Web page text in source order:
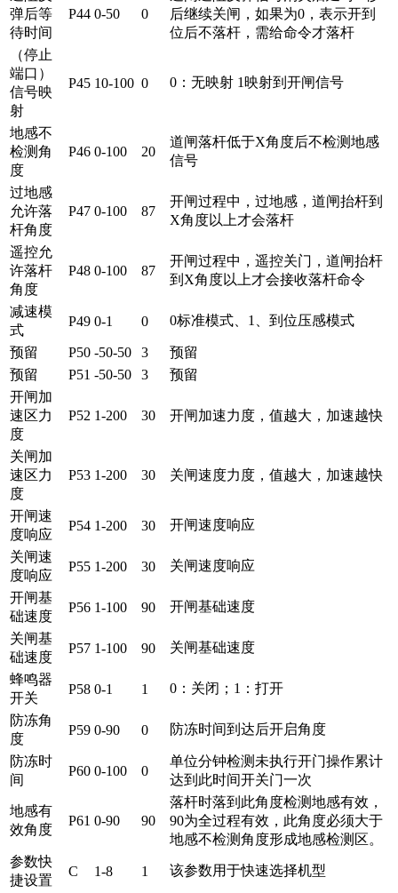
弹后等
待时间
P44 0-50 0
后继续关闸，如果为0，表示开到
位后不落杆，需给命令才落杆
（停止
端口）
信号映
射
P45 10-100 0 0：无映射 1映射到开闸信号
地感不
检测角
度
P46 0-100 20
道闸落杆低于X角度后不检测地感
信号
过地感
允许落
杆角度
P47 0-100 87
开闸过程中，过地感，道闸抬杆到
X角度以上才会落杆
遥控允
许落杆
角度
P48 0-100 87
开闸过程中，遥控关门，道闸抬杆
到X角度以上才会接收落杆命令
减速模
式
P49 0-1 0 0标准模式、1、到位压感模式
预留 P50 -50-50 3
预留
预留
P51 -50-50 3
预留
开闸加
速区力
度
P52 1-200 30 开闸加速力度，值越大，加速越快
关闸加
速区力
度
P53 1-200 30 关闸速度力度，值越大，加速越快
开闸速
度响应
P54 1-200 30 开闸速度响应
关闸速
度响应
P55 1-200 30 关闸速度响应
开闸基
础速度
P56 1-100 90 开闸基础速度
关闸基
础速度
P57 1-100 90 关闸基础速度
蜂鸣器
开关
P58 0-1 1 0：关闭；1：打开
防冻角
度
P59 0-90 0 防冻时间到达后开启角度
防冻时
间
P60 0-100 0
单位分钟检测未执行开门操作累计
达到此时间开关门一次
地感有
效角度
P61 0-90 90
落杆时落到此角度检测地感有效，
90为全过程有效，此角度必须大于
地感不检测角度形成地感检测区。
参数快
捷设置
C 1-8 1 该参数用于快速选择机型